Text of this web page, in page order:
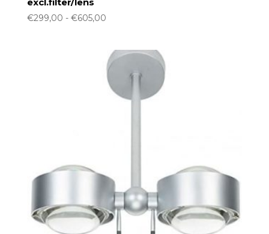
excl.filter/lens
€299,00 - €605,00Prijsklasse:
€605,00